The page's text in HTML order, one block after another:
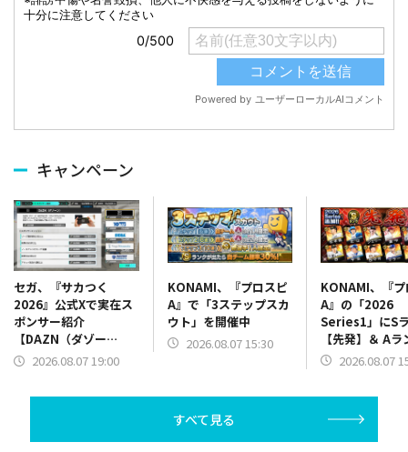
キャンペーン
セガ、『サカつく
2026』公式Xで実在ス
ポンサー紹介
【DAZN（ダゾー
ン）】篇をポスト
2026.08.07 19:00
KONAMI、『プロスピ
A』で「3ステップスカ
ウト」を開催中
2026.08.07 15:30
KONAMI、『
A』の「2026
Series1」にS
【先発】＆ Aラ
【野手】新登
塁手)、持丸泰
捕手)など
2026.08.07
すべて見る